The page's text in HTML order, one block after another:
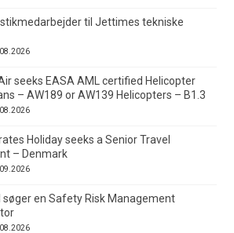
til Jettimes tekniske
seeks EASA AML certified Helicopter
– AW189 or AW139 Helicopters – B1.3
Holiday seeks a Senior Travel
– Denmark
søger en Safety Risk Management